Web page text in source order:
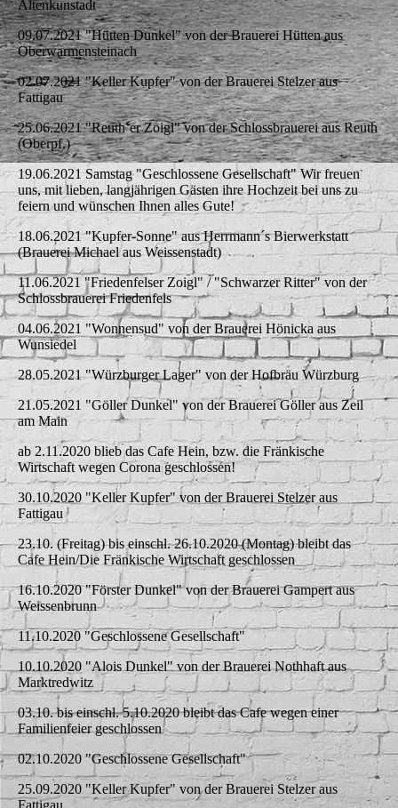
Altenkunstadt
09.07.2021 "Hütten Dunkel" von der Brauerei Hütten aus
Oberwarmensteinach
02.07.2021 "Keller Kupfer" von der Brauerei Stelzer aus
Fattigau
25.06.2021 "Reuth´er Zoigl" von der Schlossbrauerei aus Reuth
(Oberpf.)
19.06.2021 Samstag "Geschlossene Gesellschaft" Wir freuen
uns, mit lieben, langjährigen Gästen ihre Hochzeit bei uns zu
feiern und wünschen Ihnen alles Gute!
18.06.2021 "Kupfer-Sonne" aus Herrmann´s Bierwerkstatt
(Brauerei Michael aus Weissenstadt)
11.06.2021 "Friedenfelser Zoigl" / "Schwarzer Ritter" von der
Schlossbrauerei Friedenfels
04.06.2021 "Wonnensud" von der Brauerei Hönicka aus
Wunsiedel
28.05.2021 "Würzburger Lager" von der Hofbräu Würzburg
21.05.2021 "Göller Dunkel" von der Brauerei Göller aus Zeil
am Main
ab 2.11.2020 blieb das Cafe Hein, bzw. die Fränkische
Wirtschaft wegen Corona geschlossen!
30.10.2020 "Keller Kupfer" von der Brauerei Stelzer aus
Fattigau
23.10. (Freitag) bis einschl. 26.10.2020 (Montag) bleibt das
Cafe Hein/Die Fränkische Wirtschaft geschlossen
16.10.2020 "Förster Dunkel" von der Brauerei Gampert aus
Weissenbrunn
11.10.2020 "Geschlossene Gesellschaft"
10.10.2020 "Alois Dunkel" von der Brauerei Nothhaft aus
Marktredwitz
03.10. bis einschl. 5.10.2020 bleibt das Cafe wegen einer
Familienfeier geschlossen
02.10.2020 "Geschlossene Gesellschaft"
25.09.2020 "Keller Kupfer" von der Brauerei Stelzer aus